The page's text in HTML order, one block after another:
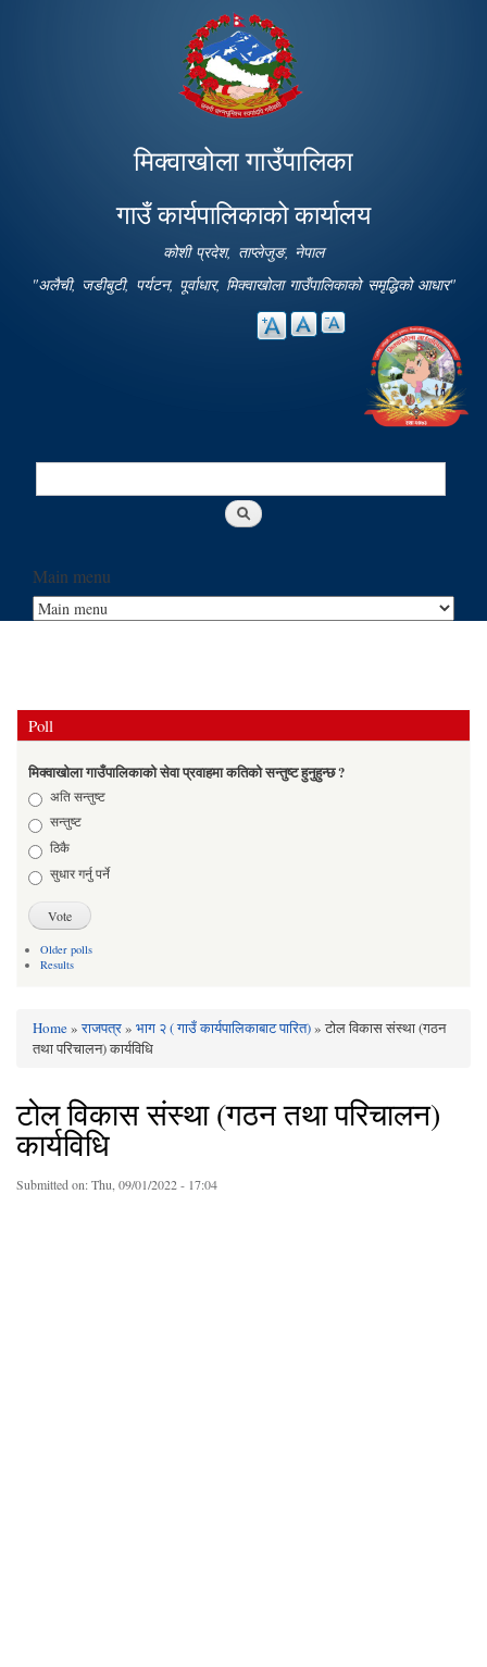
main
content
मिक्वाखोला गाउँपालिका
गाउँ कार्यपालिकाको कार्यालय
कोशी प्रदेश, ताप्लेजुङ, नेपाल
"अलैची, जडीबुटी, पर्यटन, पूर्वाधार, मिक्वाखोला गाउँपालिकाको समृद्धिको आधार"
Search
Main menu
Poll
मिक्वाखोला गाउँपालिकाको सेवा प्रवाहमा कतिको सन्तुष्ट हुनुहुन्छ ?
Choicesअति सन्तुष्ट
सन्तुष्ट
ठिकै
सुधार गर्नु पर्ने
Older polls
Results
You are here
Home»राजपत्र» भाग २ ( गाउँ कार्यपालिकाबाट पारित)» टोल विकास संस्था (गठन
तथा परिचालन) कार्यविधि
टोल विकास संस्था (गठन तथा परिचालन)
कार्यविधि
Submitted on:Thu, 09/01/2022 - 17:04